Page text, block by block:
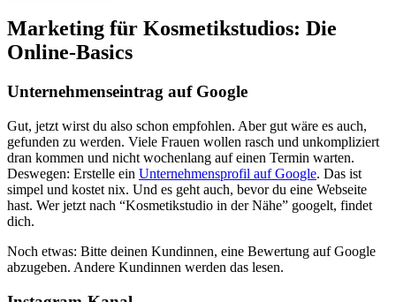
Marketing für Kosmetikstudios: Die
Online-Basics
Unternehmenseintrag auf Google
Gut, jetzt wirst du also schon empfohlen. Aber gut wäre es auch,
gefunden zu werden. Viele Frauen wollen rasch und unkompliziert
dran kommen und nicht wochenlang auf einen Termin warten.
Deswegen: Erstelle ein Unternehmensprofil auf Google. Das ist
simpel und kostet nix. Und es geht auch, bevor du eine Webseite
hast. Wer jetzt nach “Kosmetikstudio in der Nähe” googelt, findet
dich.
Noch etwas: Bitte deinen Kundinnen, eine Bewertung auf Google
abzugeben. Andere Kundinnen werden das lesen.